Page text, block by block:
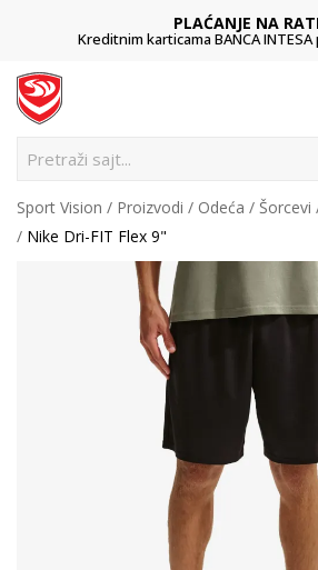
PLAĆANJE NA
Kreditnim karticama BANCA
Pre
Sport Vision Proizvodi Odeća Šorcevi
Nike Dri-FIT Flex 9"